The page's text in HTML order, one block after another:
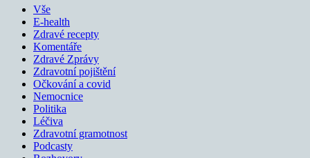
Vše
E-health
Zdravé recepty
Komentáře
Zdravé Zprávy
Zdravotní pojištění
Očkování a covid
Nemocnice
Politika
Léčiva
Zdravotní gramotnost
Podcasty